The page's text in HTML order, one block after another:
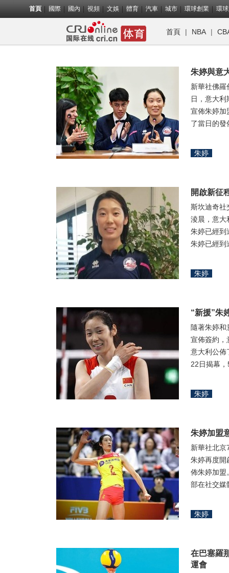
首頁 國際 國內 視頻 文娛 體育 汽車 城市 環球創業 環
首頁 | NBA |
朱婷與意
新華社佛
日，意大
宣佈朱婷加
了當日的
朱婷
開啟新征
斯坎迪奇社
淩晨，意大
朱婷已經到
朱婷已經到
朱婷
“新援”朱
隨著朱婷和
宣佈簽約，
意大利公佈
22日揭幕
朱婷
朱婷加盟
新華社北京
朱婷再度開
佈朱婷加盟
部在社交媒
朱婷
在巴塞羅
運會